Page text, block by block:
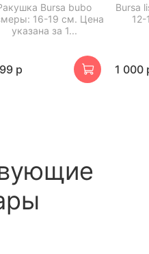
Bursa bubo
16-19 см. Цена
указана за 1...
р
Bursa
1 000